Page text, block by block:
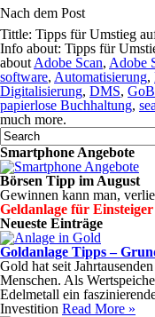
Nach dem Post
Tittle: Tipps für Umstieg
Info about: Tipps für
about Adobe Scan, Adobe
software, Automatisierung,
Digitalisierung, DMS,
papierlose Buchhaltung,
much more.
Smartphone Angebote
Börsen Tipp im August
Gewinnen kann man,
Geldanlage für Einsteiger
Neueste Einträge
Goldanlage Tipps –
Gold hat seit
Menschen. Als
Edelmetall ein
Investition Read More »